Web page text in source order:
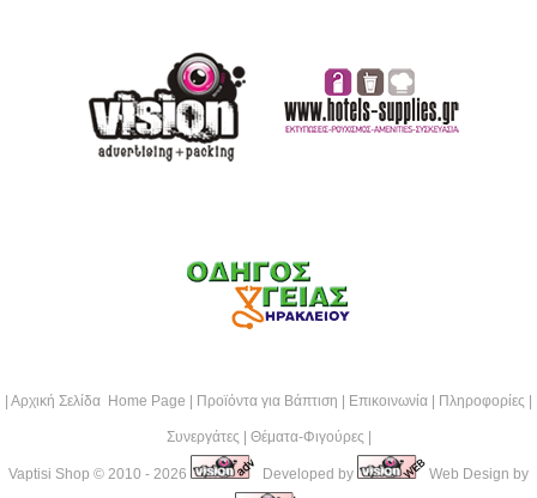
Αρχική Σελίδα Home Page Προϊόντα για Βάπτιση Επικοινωνία Πληροφορίες
Συνεργάτες Θέματα-Φιγούρες
Vaptisi Shop © 2010 - 2026 Developed by Web Design by